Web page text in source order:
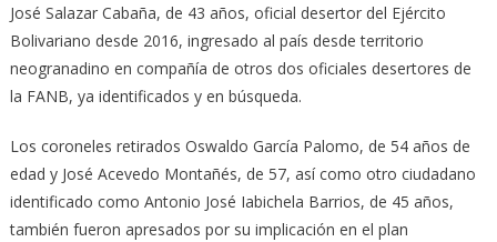
José Salazar Cabaña, de 43 años, oficial desertor del Ejército
Bolivariano desde 2016, ingresado al país desde territorio
neogranadino en compañía de otros dos oficiales desertores de
la FANB, ya identificados y en búsqueda.
Los coroneles retirados Oswaldo García Palomo, de 54 años de
edad y José Acevedo Montañés, de 57, así como otro ciudadano
identificado como Antonio José Iabichela Barrios, de 45 años,
también fueron apresados por su implicación en el plan